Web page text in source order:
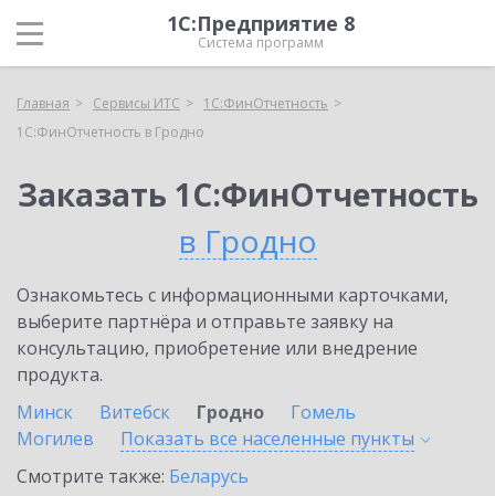
1С:Предприятие 8
Система программ
Главная Сервисы ИТС
1С:ФинОтчетность
1С:ФинОтчетность в Гродно
Заказать 1С:ФинОтчетность
в Гродно
Ознакомьтесь с информационными карточками,
выберите партнёра и отправьте заявку на
консультацию, приобретение или внедрение
продукта.
Минск
Витебск Гродно
Гомель
Могилев
Показать все населенные пункты
Смотрите также: Беларусь